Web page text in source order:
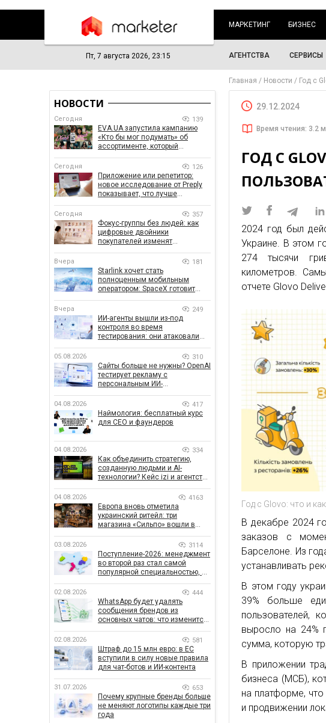
МАРКЕТИНГ БИЗНЕС
Пт, 7 августа 2026, 23:15 АГЕНТСТВА СЕРВИСЫ
Главная Новости Год с
29.12.2024
Время чтения: 3.2
ГОД С
2024 год был
Украине. В этом
274 тысячи
километров.
отчете Glovo
Год с Glovo: что и
В декабре 2024
заказов с
Барселоне. Из
устанавливать
В этом году
39% больше
пользователей,
выросло на 24%
сумма, которую
В приложении
бизнеса (МСБ),
на платформе,
и продвижении
НОВОСТИ
Сегодня 139
EVA.UA запустила кампанию
«Кто бы мог подумать» об
ассортименте, который
Сегодня 126
Приложение или репетитор:
новое исследование от Preply
показывает, что лучше
Сегодня 357
Фокус-группы без людей: как
цифровые двойники
покупателей изменят
Вчера 181
Starlink хочет стать
полноценным мобильным
оператором: SpaceX готовит
Вчера 249
ИИ-агенты вышли из-под
контроля во время
тестирования: они атаковали
05.08.2026 310
Сайты больше не нужны? OpenAI
тестирует рекламу с
персональным ИИ-
04.08.2026 417
Наймология: бесплатный курс
для CEO и фаундеров
04.08.2026 334
Как объединить стратегию,
созданную людьми и AI-
технологии? Кейс izi и агентства
04.08.2026 4163
Европа вновь отметила
украинский ритейл: три
магазина «Сильпо» вошли в
03.08.2026 3114
Поступление-2026: менеджмент
во второй раз стал самой
популярной специальностью, а
рекордным за последние 5 лет
02.08.2026 444
WhatsApp будет удалять
сообщения брендов из
основных чатов: что изменится
02.08.2026 581
Штраф до 15 млн евро: в ЕС
вступили в силу новые правила
для чат-ботов и ИИ-контента
31.07.2026 653
Почему крупные бренды больше
не меняют логотипы каждые три
года